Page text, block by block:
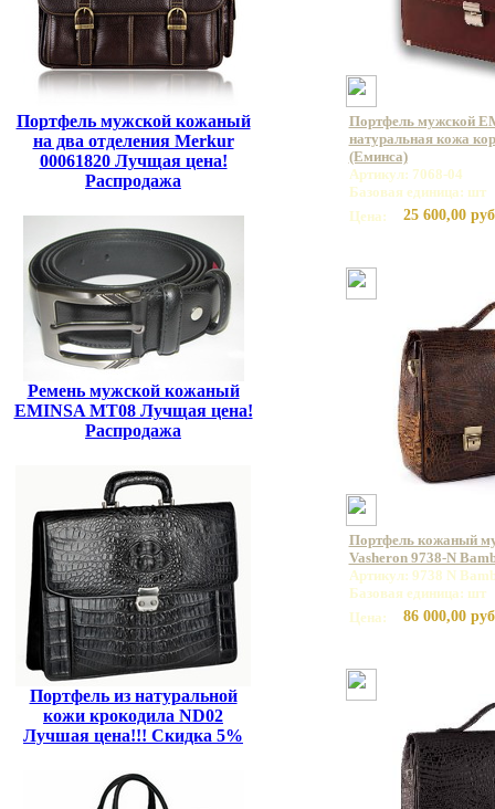
Портфель мужской кожаный
на два отделения Merkur
00061820 Лучщая цена!
Распродажа
Ремень мужской кожаный
EMINSA MT08 Лучщая цена!
Распродажа
Портфель из натуральной
кожи крокодила ND02
Лучшая цена!!! Скидка 5%
Портфель мужской
натуральная кожа
(Еминса)
Артикул: 7068-04
Базовая единица: шт
Цена:
25 600,00
Портфель кожаный
Vasheron 9738-N
Артикул: 9738 N
Базовая единица: шт
Цена:
86 000,00